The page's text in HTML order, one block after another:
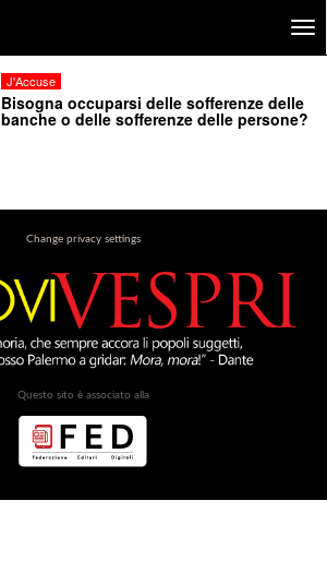
J'Accuse
Bisogna occuparsi delle sofferenze delle
banche o delle sofferenze delle persone?
Change privacy settings
Questo sito è associato alla